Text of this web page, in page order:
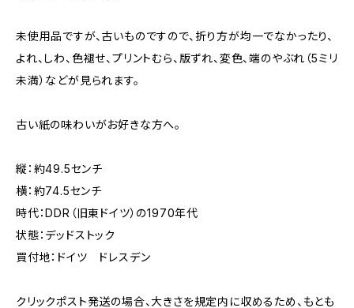
未使用品ですが、古いものですので、折り方が均一でなかったり、
よれ、しわ、色褪せ、プリントむら、版ずれ、変色、端のやぶれ（5ミリ
未満）などが見られます。
古い紙の味わいがお好きな方へ。
縦：約49.5センチ
横：約74.5センチ
時代：DDR（旧東ドイツ）の1970年代
状態：デッドストック
買付地：ドイツ ドレスデン
クリックポスト発送の場合、大きさを規定内に収めるため、もとも